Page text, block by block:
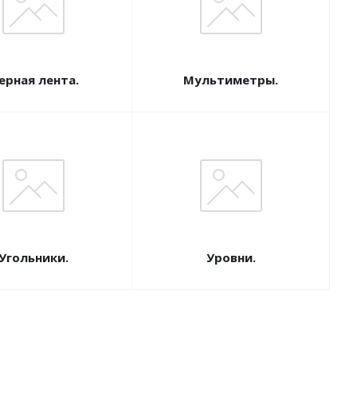
лента. Мультиметры.
Уровни.